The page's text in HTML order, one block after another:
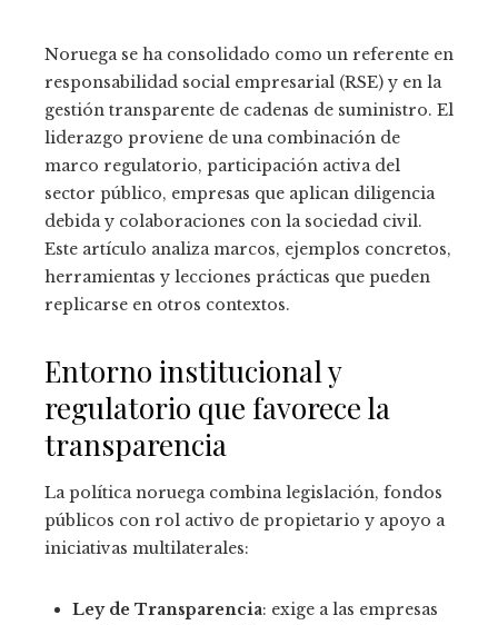
Noruega se ha consolidado como un referente en
responsabilidad social empresarial (RSE) y en la
gestión transparente de cadenas de suministro. El
liderazgo proviene de una combinación de
marco regulatorio, participación activa del
sector público, empresas que aplican diligencia
debida y colaboraciones con la sociedad civil.
Este artículo analiza marcos, ejemplos concretos,
herramientas y lecciones prácticas que pueden
replicarse en otros contextos.
Entorno institucional y
regulatorio que favorece la
transparencia
La política noruega combina legislación, fondos
públicos con rol activo de propietario y apoyo a
iniciativas multilaterales:
Ley de Transparencia: exige a las empresas